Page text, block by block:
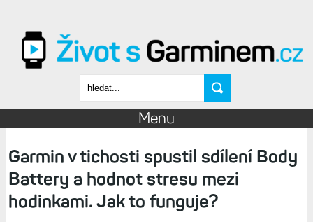
Vyhledávání
Menu
Garmin v tichosti spustil sdílení Body
Battery a hodnot stresu mezi
hodinkami. Jak to funguje?